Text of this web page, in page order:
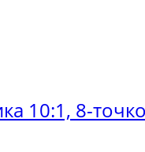
10:1, 8-